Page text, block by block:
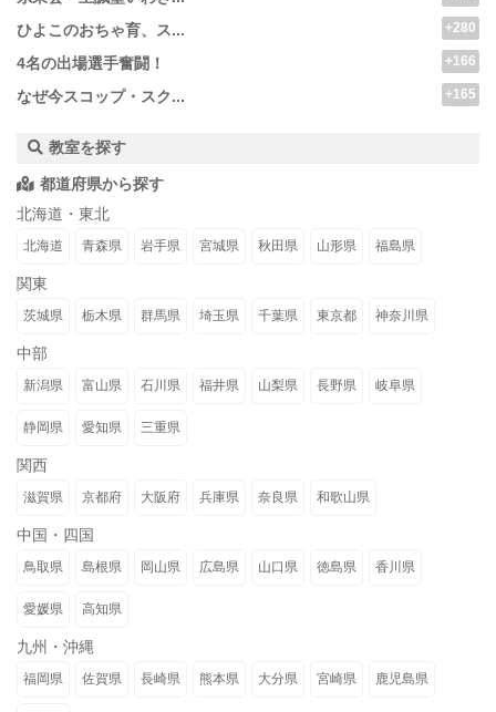
ひよこのおちゃ育、ス... +280
4名の出場選手奮闘！ +166
なぜ今スコップ・スク... +165
教室を探す
都道府県から探す
北海道・東北
北海道 青森県 岩手県 宮城県 秋田県 山形県 福島県
関東
茨城県 栃木県 群馬県 埼玉県 千葉県 東京都 神奈川県
中部
新潟県 富山県 石川県 福井県 山梨県 長野県 岐阜県
静岡県 愛知県 三重県
関西
滋賀県 京都府 大阪府 兵庫県 奈良県 和歌山県
中国・四国
鳥取県 島根県 岡山県 広島県 山口県 徳島県 香川県
愛媛県 高知県
九州・沖縄
福岡県 佐賀県 長崎県 熊本県 大分県 宮崎県 鹿児島県